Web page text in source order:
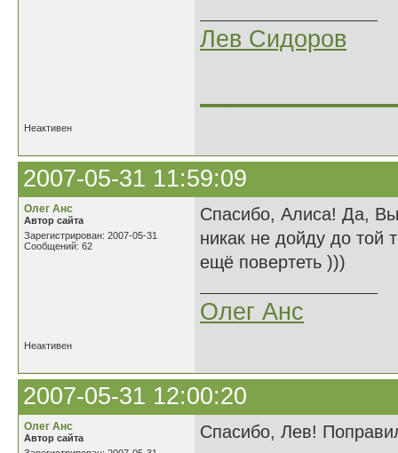
Лев Сидоров
Неактивен
2007-05-31 11:59:09
Олег Анс
Автор сайта
Зарегистрирован: 2007-05-31
Сообщений: 62
Спасибо, Алиса! Да,
никак не дойду до той
ещё повертеть )))
Олег Анс
Неактивен
2007-05-31 12:00:20
Олег Анс
Автор сайта
Спасибо, Лев!